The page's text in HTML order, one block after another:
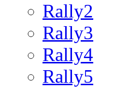
Rally2
Rally3
Rally4
Rally5